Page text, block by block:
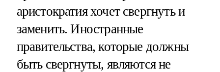
аристократия хочет свергнуть и
заменить. Иностранные
правительства, которые должны
быть свергнуты, являются не